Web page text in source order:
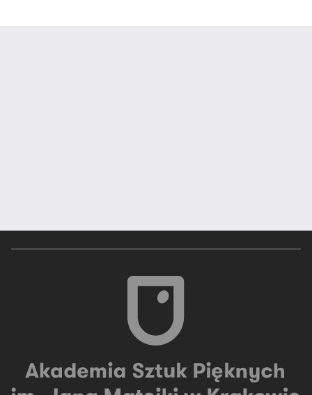
Bogdan Miga
Szymon Nowak
Dorota Ogonowska
Mateusz Otręba
Henryk Ożóg
#ASP Kraków #Wydział Grafiki
#Wystawa #konkurs